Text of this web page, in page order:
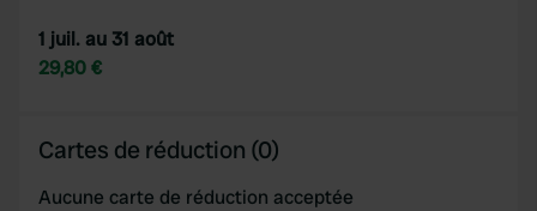
1 juil. au 31 août
29,80 €
Cartes de réduction (0)
Aucune carte de réduction acceptée